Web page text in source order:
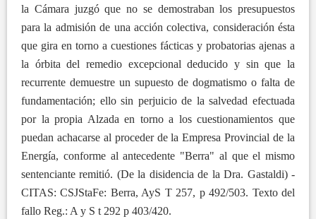
la Cámara juzgó que no se demostraban los presupuestos
para la admisión de una acción colectiva, consideración ésta
que gira en torno a cuestiones fácticas y probatorias ajenas a
la órbita del remedio excepcional deducido y sin que la
recurrente demuestre un supuesto de dogmatismo o falta de
fundamentación; ello sin perjuicio de la salvedad efectuada
por la propia Alzada en torno a los cuestionamientos que
puedan achacarse al proceder de la Empresa Provincial de la
Energía, conforme al antecedente "Berra" al que el mismo
sentenciante remitió. (De la disidencia de la Dra. Gastaldi) -
CITAS: CSJStaFe: Berra, AyS T 257, p 492/503. Texto del
fallo Reg.: A y S t 292 p 403/420.